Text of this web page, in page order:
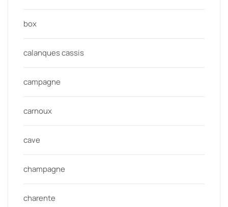
box
calanques cassis
campagne
carnoux
cave
champagne
charente